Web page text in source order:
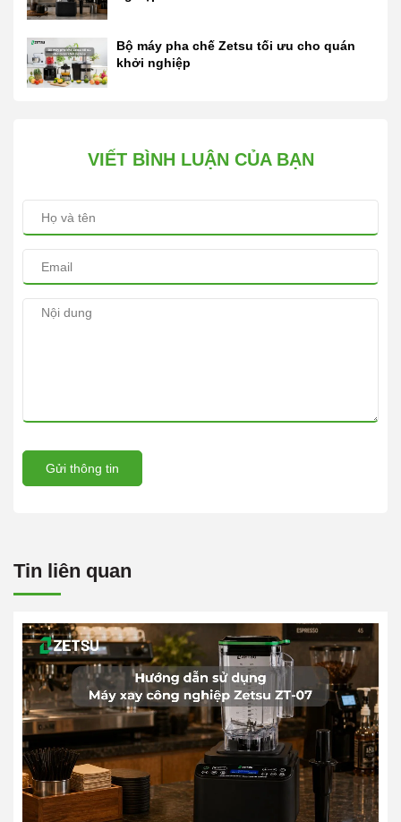
Bộ máy pha chế Zetsu tối ưu cho quán
khởi nghiệp
VIẾT BÌNH LUẬN CỦA BẠN
Gửi thông tin
Tin liên quan